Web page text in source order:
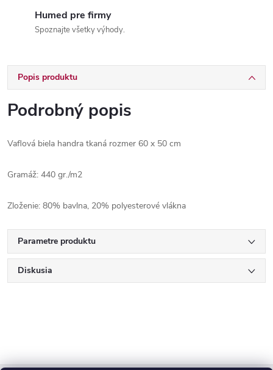
Humed pre firmy
Spoznajte všetky výhody.
Popis produktu
Podrobný popis
Vaflová biela handra tkaná rozmer 60 x 50 cm
Gramáž: 440 gr./m2
Zloženie: 80% bavlna, 20% polyesterové vlákna
Parametre produktu
Diskusia